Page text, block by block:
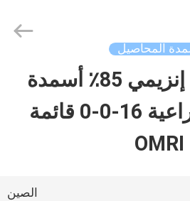
المحاصيل
حمض أميني إنزيمي 85٪ أسمدة
ممارسات زراعية 16-0-0 قائمة
OMRI
الصين